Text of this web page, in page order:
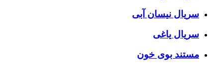
سریال نیسان آبی
سریال یاغی
مستند بوی خون